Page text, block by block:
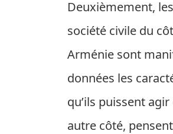
Deuxièmement,
société civile du
Arménie sont
données les
qu’ils puissent
autre côté,